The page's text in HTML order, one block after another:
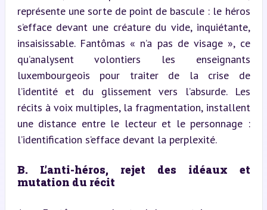
représente une sorte de point de bascule : le héros
s’efface devant une créature du vide, inquiétante,
insaisissable. Fantômas « n’a pas de visage », ce
qu’analysent volontiers les enseignants
luxembourgeois pour traiter de la crise de
l’identité et du glissement vers l’absurde. Les
récits à voix multiples, la fragmentation, installent
une distance entre le lecteur et le personnage :
l’identification s’efface devant la perplexité.
B. L’anti-héros, rejet des idéaux et
mutation du récit